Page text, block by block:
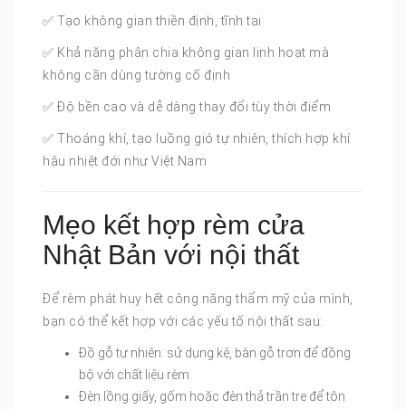
✅ Tạo không gian thiền định, tĩnh tại
✅ Khả năng phân chia không gian linh hoạt mà
không cần dùng tường cố định
✅ Độ bền cao và dễ dàng thay đổi tùy thời điểm
✅ Thoáng khí, tạo luồng gió tự nhiên, thích hợp khí
hậu nhiệt đới như Việt Nam
Mẹo kết hợp rèm cửa
Nhật Bản với nội thất
Để rèm phát huy hết công năng thẩm mỹ của mình,
bạn có thể kết hợp với các yếu tố nội thất sau:
Đồ gỗ tự nhiên: sử dụng kệ, bàn gỗ trơn để đồng
bộ với chất liệu rèm.
Đèn lồng giấy, gốm hoặc đèn thả trần tre để tôn